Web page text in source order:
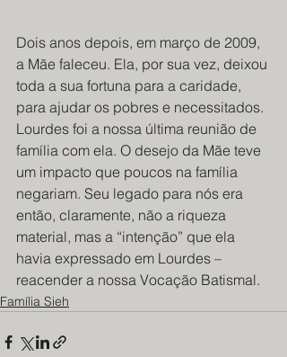
Dois anos depois, em março de 2009,
a Mãe faleceu. Ela, por sua vez, deixou
toda a sua fortuna para a caridade,
para ajudar os pobres e necessitados.
Lourdes foi a nossa última reunião de
família com ela. O desejo da Mãe teve
um impacto que poucos na família
negariam. Seu legado para nós era
então, claramente, não a riqueza
material, mas a “intenção” que ela
havia expressado em Lourdes –
reacender a nossa Vocação Batismal.
Família Sieh